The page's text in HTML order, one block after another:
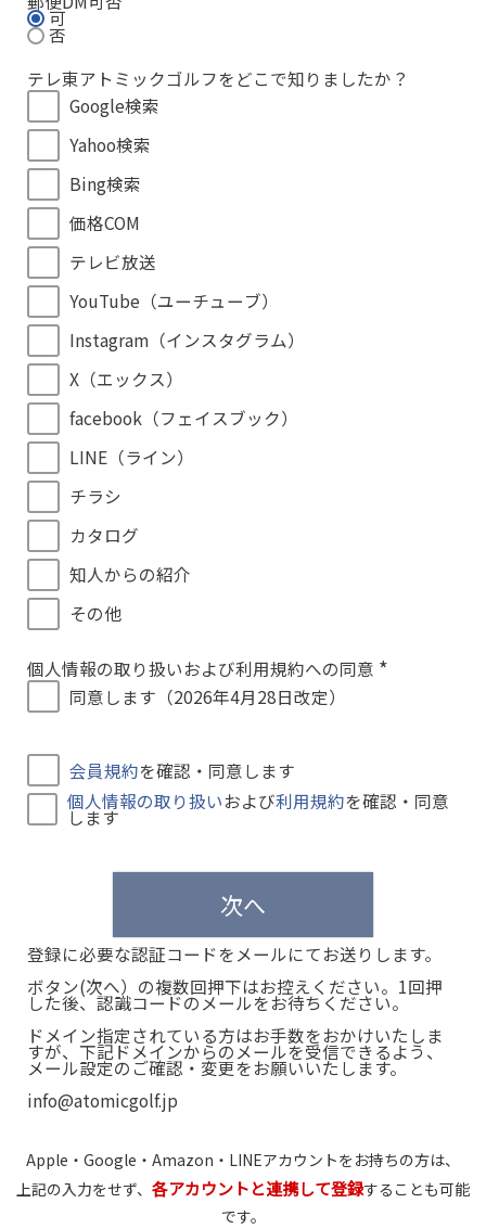
可
否
テレ東アトミックゴルフをどこで知りましたか？
Google検索
Yahoo検索
Bing検索
価格COM
テレビ放送
YouTube（ユーチューブ）
Instagram（インスタグラム）
X（エックス）
facebook（フェイスブック）
LINE（ライン）
チラシ
カタログ
知人からの紹介
その他
個人情報の取り扱いおよび利用規約への同意
同意します（2026年4月28日改定）
会員規約を確認・同意します
個人情報の取り扱いおよび利用規約を確認・同意
します
次へ
登録に必要な認証コードをメールにてお送りします。
ボタン(次へ）の複数回押下はお控えください。1回押
した後、認識コードのメールをお待ちください。
ドメイン指定されている方はお手数をおかけいたしま
すが、下記ドメインからのメールを受信できるよう、
メール設定のご確認・変更をお願いいたします。
info@atomicgolf.jp
Apple・Google・Amazon ・LINEアカウントをお持ちの方は、
上記の入力をせず、 各アカウントと連携して登録することも可能
です。